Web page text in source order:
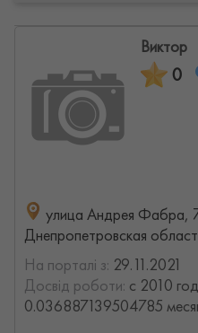
Виктор
0
улица Андрея Фабра,
Днепропетровская
На порталі з: 29.11.2021
Досвід роботи: с 2010
0.036887139504785